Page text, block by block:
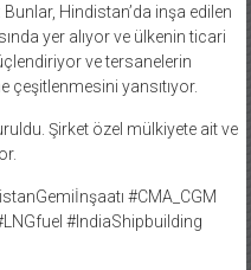
Hindistan’da inşa edilen
yer alıyor ve ülkenin ticari
ve tersanelerin
çeşitlenmesini yansıtıyor.
Şirket özel mülkiyete ait ve
#CMA_CGM
#IndiaShipbuilding